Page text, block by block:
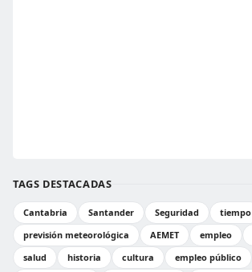
TAGS DESTACADAS
Cantabria Santander Seguridad
tiempo
previsión meteorológica
AEMET empleo
salud
historia cultura empleo público